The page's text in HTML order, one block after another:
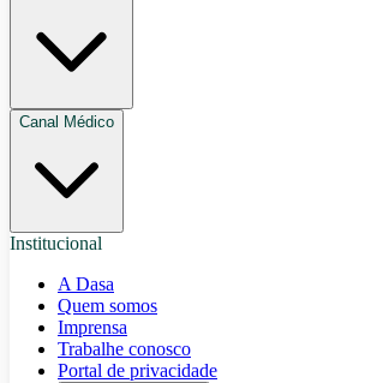
Canal Médico
Institucional
A Dasa
Quem somos
Imprensa
Trabalhe conosco
Portal de privacidade